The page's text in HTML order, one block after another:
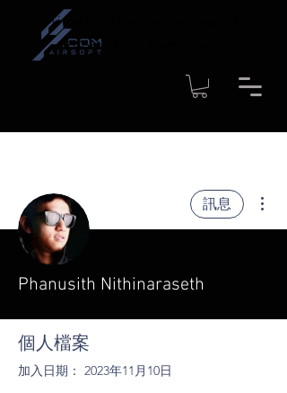
Time to shipment for regular
products: 1-4 workdays
訊息
Phanusith Nithinaraseth
個人檔案
加入日期： 2023年11月10日